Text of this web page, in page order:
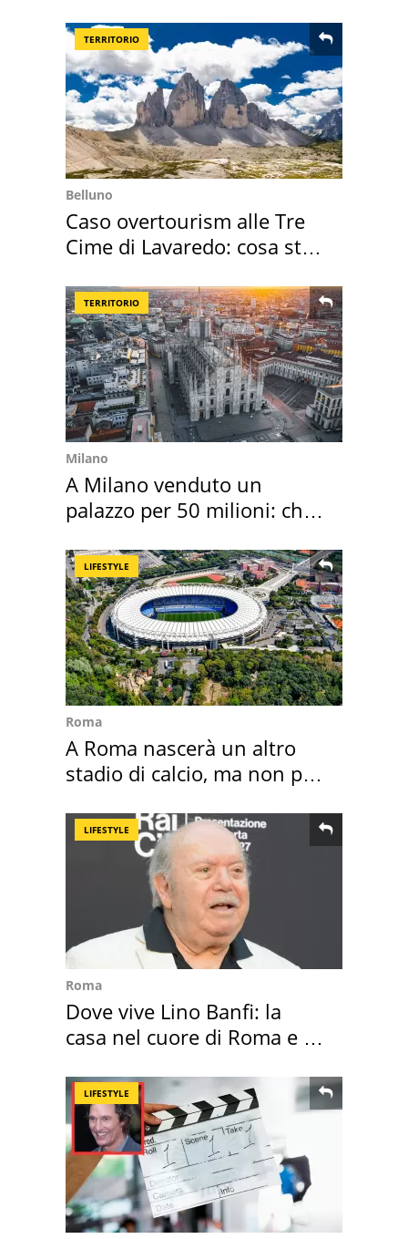
TERRITORIO
Belluno
Caso overtourism alle Tre
Cime di Lavaredo: cosa sta
TERRITORIO
Milano
A Milano venduto un
palazzo per 50 milioni: chi
LIFESTYLE
Roma
A Roma nascerà un altro
stadio di calcio, ma non per
LIFESTYLE
Roma
Dove vive Lino Banfi: la
casa nel cuore di Roma e i
LIFESTYLE